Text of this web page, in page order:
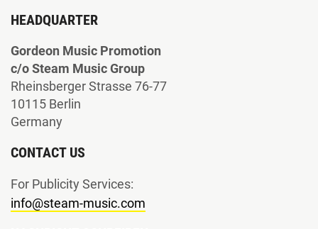
HEADQUARTER
Gordeon Music Promotion
c/o Steam Music Group
Rheinsberger Strasse 76-77
10115 Berlin
Germany
CONTACT US
For Publicity Services:
info@steam-music.com